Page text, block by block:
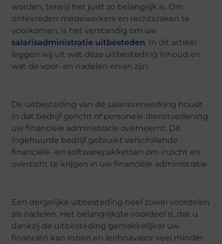
worden, terwijl het juist zo belangrijk is. Om
ontevreden medewerkers en rechtszaken te
voorkomen, is het verstandig om uw
salarisadministratie uitbesteden. In dit artikel
leggen wij uit wat deze uitbesteding inhoud en
wat de voor- en nadelen ervan zijn.
De uitbesteding van de salarisverwerking houdt
in dat bedrijf gericht of personele dienstverlening
uw financiële administratie overneemt. Dit
ingehuurde bedrijf gebruikt verschillende
financiële -en softwarepakketten om inzicht en
overzicht te krijgen in uw financiële administratie.
Een dergelijke uitbesteding heef zowel voordelen
als nadelen. Het belangrijkste voordeel is, dat u
dankzij de uitbesteding gemakkelijker uw
financiën kan inzien en leehnavasor veel minder